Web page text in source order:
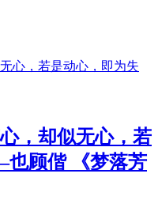
，却似无心，若
顾偕 《梦落芳